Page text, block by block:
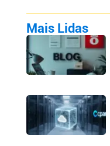
Mais Lidas